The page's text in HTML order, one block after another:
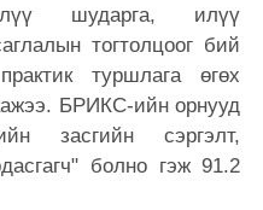
шударга, илүү
тогтолцоог бий
туршлага өгөх
БРИКС-ийн орнууд
засгийн сэргэлт,
болно гэж 91.2